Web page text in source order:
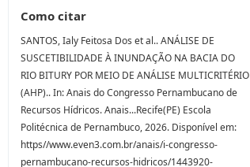
Como citar
SANTOS, Ialy Feitosa Dos et al.. ANÁLISE DE
SUSCETIBILIDADE À INUNDAÇÃO NA BACIA DO
RIO BITURY POR MEIO DE ANÁLISE MULTICRITÉRIO
(AHP).. In: Anais do Congresso Pernambucano de
Recursos Hídricos. Anais...Recife(PE) Escola
Politécnica de Pernambuco, 2026. Disponível em:
https//www.even3.com.br/anais/i-congresso-
pernambucano-recursos-hidricos/1443920-